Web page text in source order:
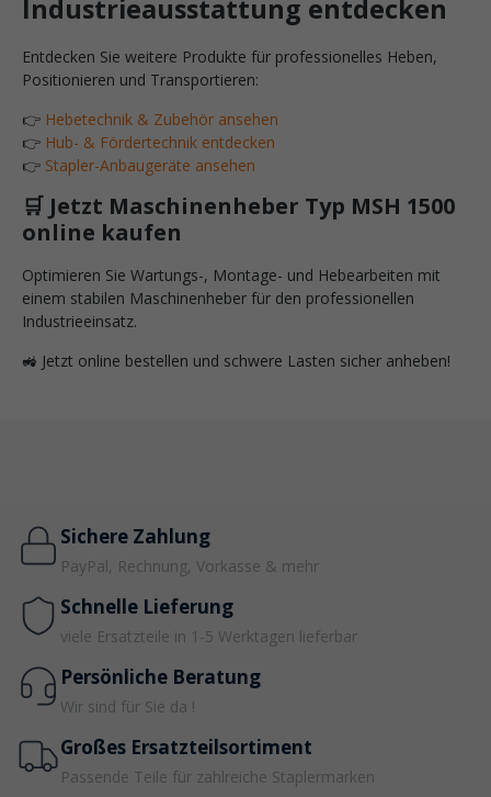
Industrieausstattung entdecken
Entdecken Sie weitere Produkte für professionelles Heben,
Positionieren und Transportieren:
👉 Hebetechnik & Zubehör ansehen
👉 Hub- & Fördertechnik entdecken
👉 Stapler-Anbaugeräte ansehen
🛒 Jetzt Maschinenheber Typ MSH 1500
online kaufen
Optimieren Sie Wartungs-, Montage- und Hebearbeiten mit
einem stabilen Maschinenheber für den professionellen
Industrieeinsatz.
🚜 Jetzt online bestellen und schwere Lasten sicher anheben!
Sichere Zahlung
PayPal, Rechnung, Vorkasse & mehr
Schnelle Lieferung
viele Ersatzteile in 1-5 Werktagen lieferbar
Persönliche Beratung
Wir sind für Sie da !
Großes Ersatzteilsortiment
Passende Teile für zahlreiche Staplermarken